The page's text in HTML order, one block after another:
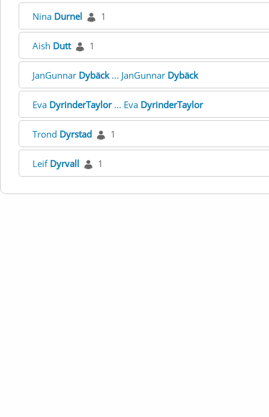
Nina Durnel 1
Aish Dutt 1
JanGunnar Dybäck... JanGunnar Dybäck
Eva DyrinderTaylor... Eva DyrinderTaylor
Trond Dyrstad 1
Leif Dyrvall 1